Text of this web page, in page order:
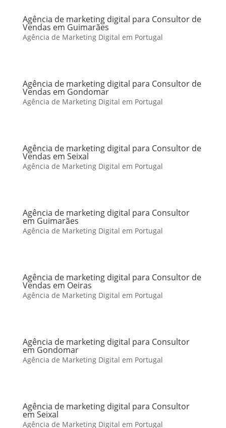
Agência de marketing digital para Consultor de
Vendas em Guimarães
Agência de Marketing Digital em Portugal
Agência de marketing digital para Consultor de
Vendas em Gondomar
Agência de Marketing Digital em Portugal
Agência de marketing digital para Consultor de
Vendas em Seixal
Agência de Marketing Digital em Portugal
Agência de marketing digital para Consultor
em Guimarães
Agência de Marketing Digital em Portugal
Agência de marketing digital para Consultor de
Vendas em Oeiras
Agência de Marketing Digital em Portugal
Agência de marketing digital para Consultor
em Gondomar
Agência de Marketing Digital em Portugal
Agência de marketing digital para Consultor
em Seixal
Agência de Marketing Digital em Portugal